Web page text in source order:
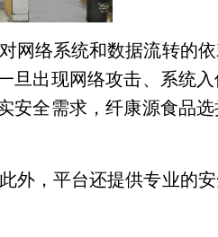
网络系统和数据流转的
旦出现网络攻击、系统
安全需求，纤康源食品
外，平台还提供专业的